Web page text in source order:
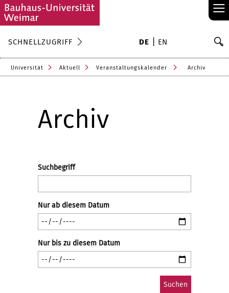
≡
SCHNELLZUGRIFF DE EN
Universität Aktuell Veranstaltungskalender Archiv
Archiv
Suchbegriff
Nur ab diesem Datum
Nur bis zu diesem Datum